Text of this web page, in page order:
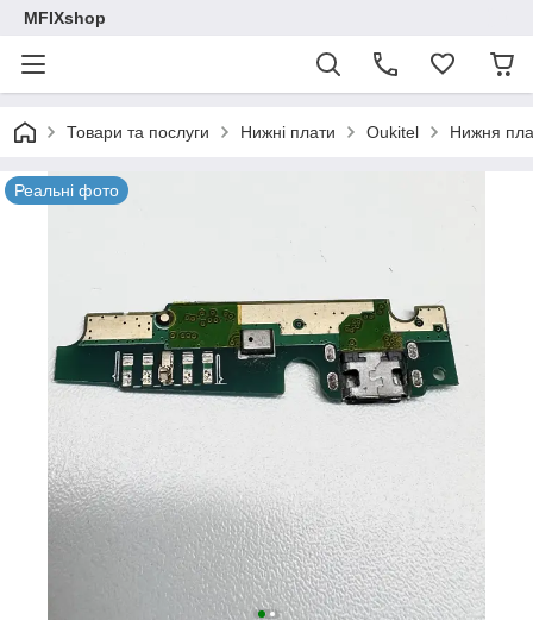
MFIXshop
Товари та послуги Нижні плати Oukitel Нижня
Реальні фото